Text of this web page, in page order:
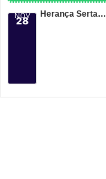
28
NOV Herança Sertaneja – Edson e Hudson e Gian e Giovani em Brasília